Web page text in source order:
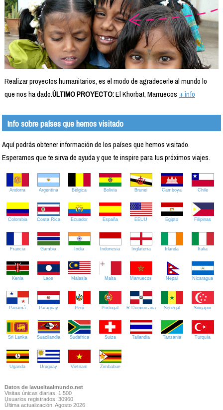
Realizar proyectos humanitarios, es el modo de agradecerle al mundo lo
que nos ha dado.ÚLTIMO PROYECTO:El Khorbat, Marruecos + info
Info sobre países que hemos visitado
Aquí podrás obtener información de los países que hemos visitado.
Esperamos que te sirva de ayuda y que te inspire para tus próximos viajes.
Andorra Argentina Bélgica Bolivia Brunei Camboya Chile
Colombia Costa Rica Ecuador España EEUU Egipto Filipinas
Francia Gambia India Indonesia Inglaterra Irlanda Italia
Kenia Laos Malasia Malta Marruecos Nepal Nicaragua
Panamá Paraguay Perú Portugal R.Dominicana Senegal Singapur
Sri Lanka Suazilandia Sudáfrica Suiza Tailandia Tanzania Turquía
Uganda Uruguay Vietnam Zimbabue
Datos de lavueltaalmundo.net
Visitas únicas diarias: 1.500
Usuarios registrados: 30960
Última actualización: Agosto 2026